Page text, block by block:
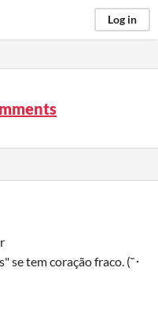
Log in
se tem coração fraco. (˘･